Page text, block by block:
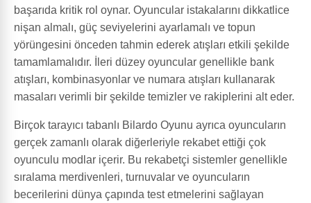
başarıda kritik rol oynar. Oyuncular istakalarını dikkatlice
nişan almalı, güç seviyelerini ayarlamalı ve topun
yörüngesini önceden tahmin ederek atışları etkili şekilde
tamamlamalıdır. İleri düzey oyuncular genellikle bank
atışları, kombinasyonlar ve numara atışları kullanarak
masaları verimli bir şekilde temizler ve rakiplerini alt eder.
Birçok tarayıcı tabanlı Bilardo Oyunu ayrıca oyuncuların
gerçek zamanlı olarak diğerleriyle rekabet ettiği çok
oyunculu modlar içerir. Bu rekabetçi sistemler genellikle
sıralama merdivenleri, turnuvalar ve oyuncuların
becerilerini dünya çapında test etmelerini sağlayan